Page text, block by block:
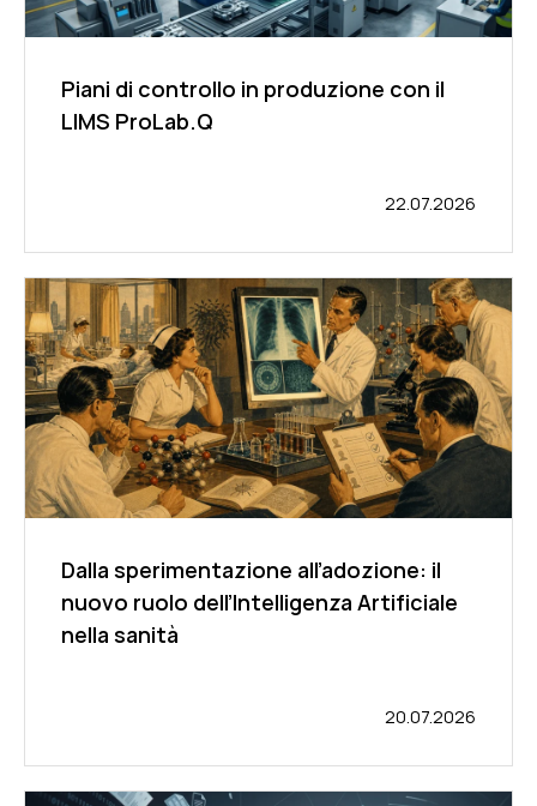
Piani di controllo in produzione con il
LIMS ProLab.Q
22.07.2026
Dalla sperimentazione all’adozione: il
nuovo ruolo dell’Intelligenza Artificiale
nella sanità
20.07.2026